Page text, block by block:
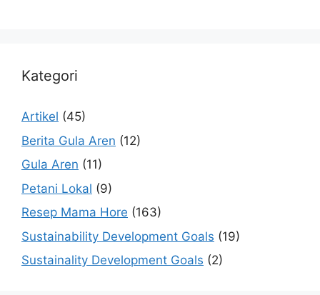
Kategori
Artikel (45)
Berita Gula Aren (12)
Gula Aren (11)
Petani Lokal (9)
Resep Mama Hore (163)
Sustainability Development Goals (19)
Sustainality Development Goals (2)